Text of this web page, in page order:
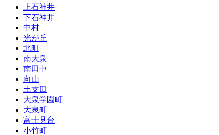
上石神井
下石神井
中村
光が丘
北町
南大泉
南田中
向山
土支田
大泉学園町
大泉町
富士見台
小竹町